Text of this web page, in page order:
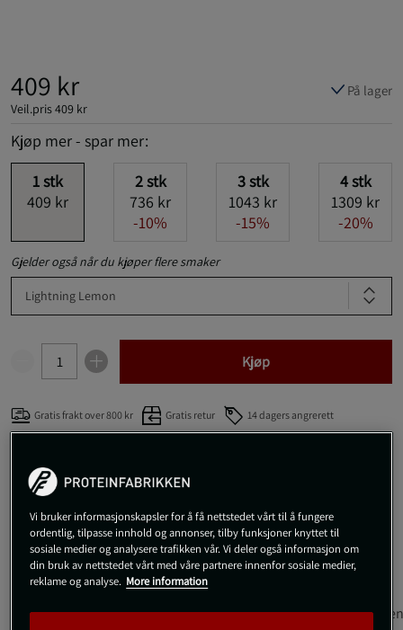
409 kr
Veil.pris409 kr
På lager
Kjøp mer - spar mer:
1stk
409 kr
2stk
736 kr
-10%
3stk
1043 kr
-15%
4stk
1309 kr
-20%
Gjelder også når du kjøper flere smaker
Lightning Lemon
Kjøp
Gratis frakt over 800 kr Gratis retur 14 dagers angrerett
SKU #9796-0298R | EAN
Mr Hyde Nightmare fra ProSupps er et intenst pre-workout tilskudd
med aminosyrer og koffein. Boksen inneholder 300 g pulver, som
tilsvarer 30 doser.
Les mer
Informasjon Anmeldelser Næringsinformasjon &
Vi bruker informasjonskapsler for å få nettstedet vårt til å fungere
ordentlig, tilpasse innhold og annonser, tilby funksjoner knyttet til
sosiale medier og analysere trafikken vår. Vi deler også informasjon om
din bruk av nettstedet vårt med våre partnere innenfor sosiale medier,
reklame og analyse. More information